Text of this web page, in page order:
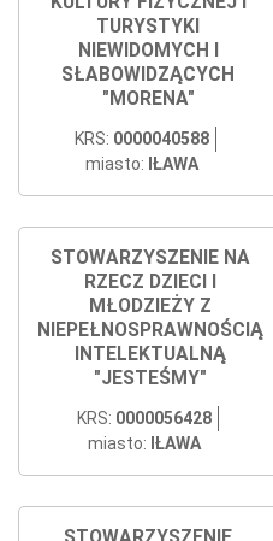
TURYSTYKI
NIEWIDOMYCH I
SŁABOWIDZĄCYCH
"MORENA"
KRS: 0000040588
miasto: IŁAWA
STOWARZYSZENIE NA
RZECZ DZIECI I
MŁODZIEŻY Z
NIEPEŁNOSPRAWNOŚCIĄ
INTELEKTUALNĄ
"JESTEŚMY"
KRS: 0000056428
miasto: IŁAWA